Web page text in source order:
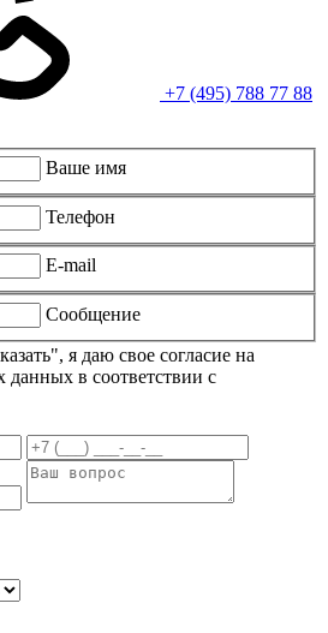
+7 (495) 788 77 88
Ваше имя
Телефон
E-mail
Сообщение
я даю свое согласие на
данных в соответствии с